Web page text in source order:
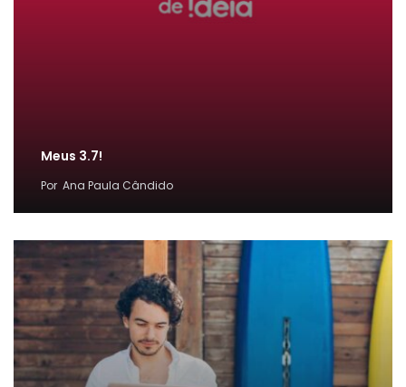
Meus 3.7!
Por Ana Paula Cândido